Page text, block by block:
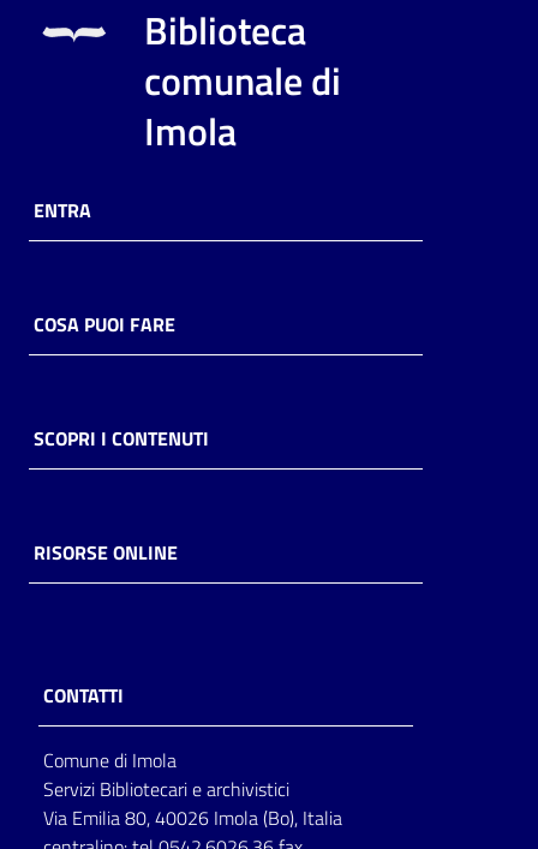
Biblioteca
comunale di
Imola
ENTRA
COSA PUOI FARE
SCOPRI I CONTENUTI
RISORSE ONLINE
CONTATTI
Comune di Imola
Servizi Bibliotecari e archivistici
Via Emilia 80, 40026 Imola (Bo), Italia